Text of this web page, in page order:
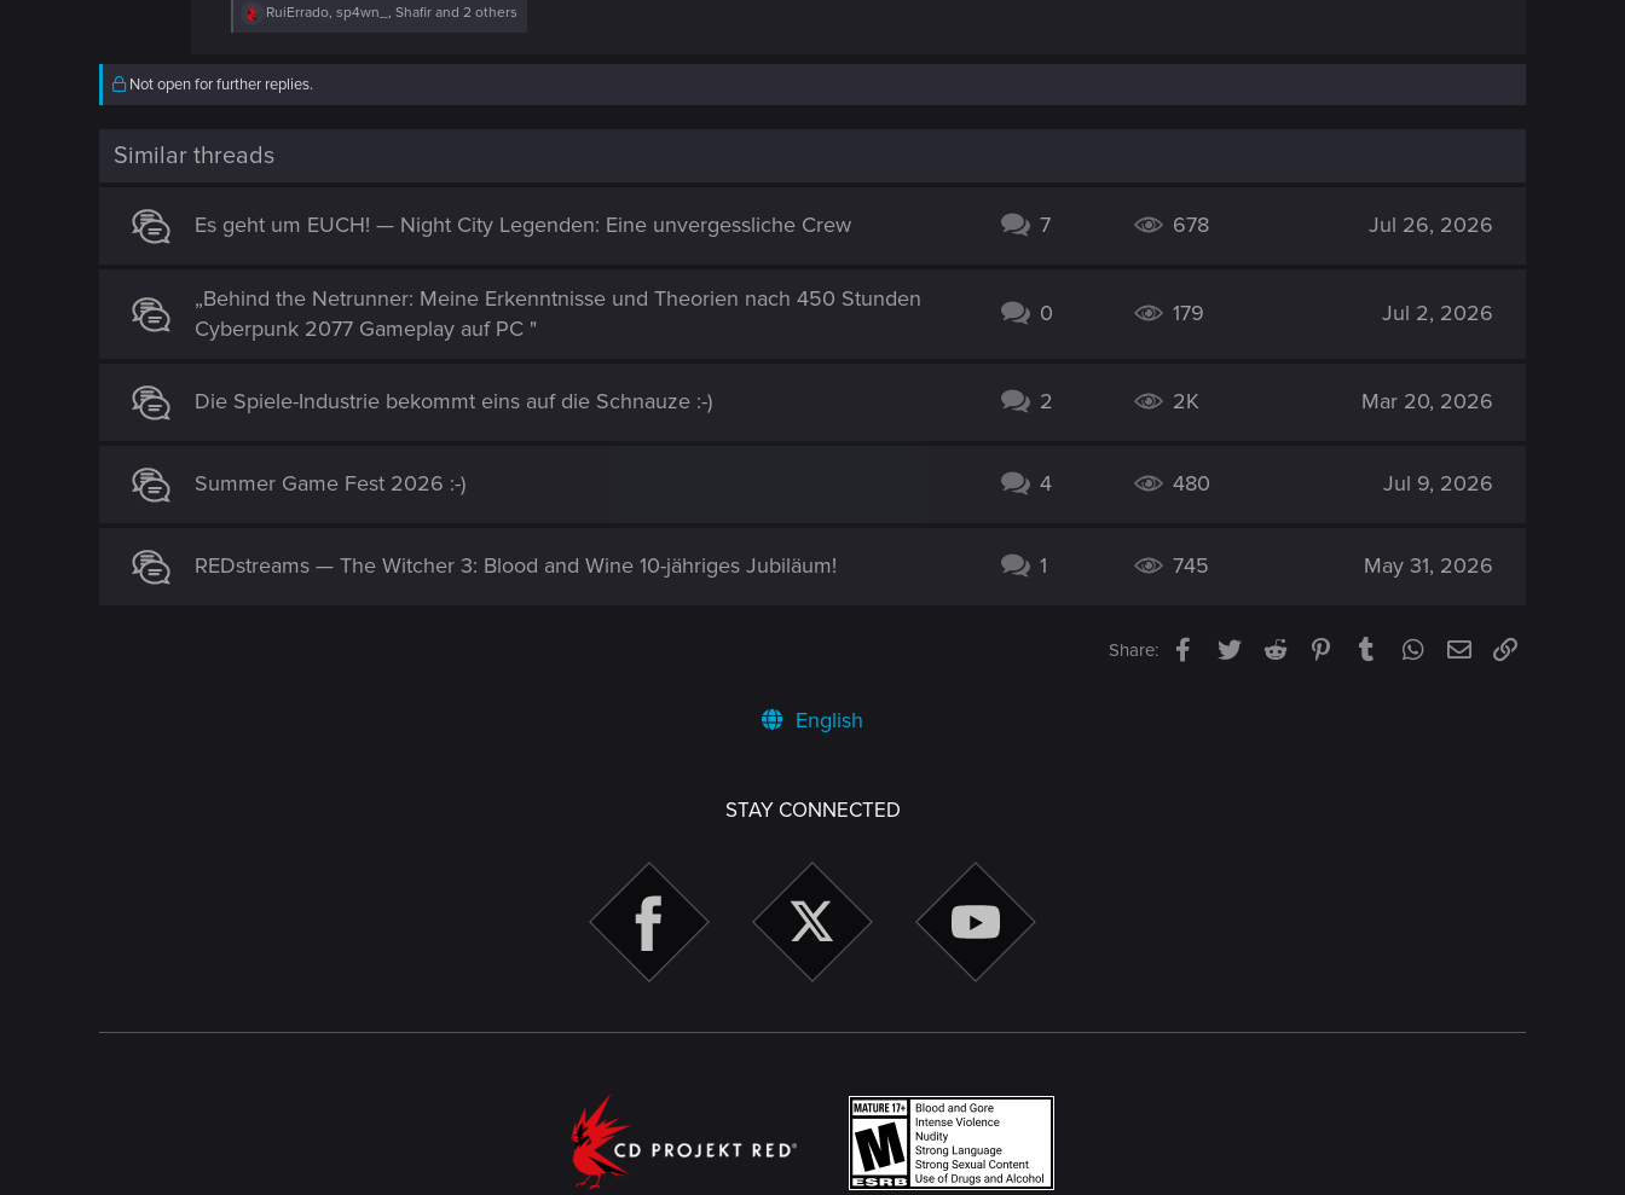
R
c
t
i
s
RuiErrado, sp4wn_ , Shafir and 2 others
Not open for further replies.
Similar threads
Es geht um EUCH! — Night City Legenden: Eine unvergessliche Crew 7 678 Jul 26, 2026
„Behind the Netrunner: Meine Erkenntnisse und Theorien nach 450 Stunden
Cyberpunk 2077 Gameplay auf PC "
0 179 Jul 2, 2026
Die Spiele-Industrie bekommt eins auf die Schnauze :-) 2 2K Mar 20, 2026
Summer Game Fest 2026 :-) 4 480 Jul 9, 2026
REDstreams — The Witcher 3: Blood and Wine 10-jähriges Jubiläum! 1 745 May 31, 2026
Share: Facebook
TwitterReddit PinterestTumblrWhatsApp
EmailLink
English
STAY CONNECTED